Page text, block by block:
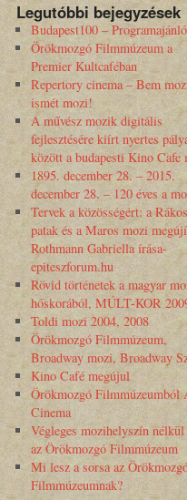
Legutóbbi bejegyzések
Budapest100 – Programajánló
Örökmozgó Filmmúzeum a
Premier Kultcaféban
Repertory cinema – Bem
ismét mozi!
A művész mozik digitális
fejlesztésére kiírt nyertes
között a budapesti Kino Cafe
1895. december 28. – 2015.
december 28. – 120 éves a
Tervek a közösségért: a
patak és a Maros mozi
Rothmann Gabriella írása-
epiteszforum.hu
Rövid történetek a magyar
hőskorából, MÚLT-KOR
Toldi mozi 2004, 2008
Örökmozgó Filmmúzeum,
Broadway mozi, Broadway
Kino Café megújul
Örökmozgó Filmmúzeumból
Cinema
Végleges mozihelyszín nélkül
az Örökmozgó Filmmúzeum
Mi lesz a sorsa az
Filmmúzeumnak?